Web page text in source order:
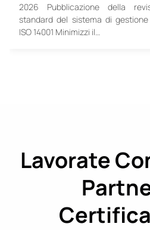
2026 Pubblicazione della
standard del sistema di
ISO 14001 Minimizzi il…
Lavorate